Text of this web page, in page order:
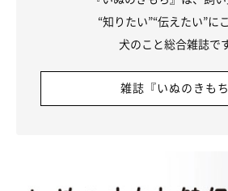
秋田犬の桃亮くんをお迎えして2年
連続だった」子犬時代を経て、2才
見せていました。
写真提供・取材協力／
2025年9月時点の情報であり、現在と異
“知りたい”“伝えたい”に
犬のこと総合雑誌で
雑誌『いぬのきもち